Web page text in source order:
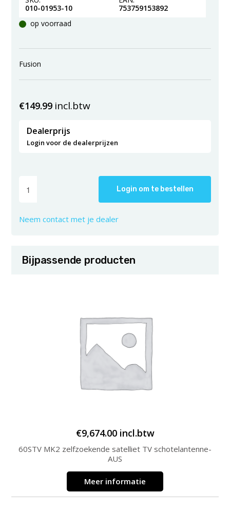
010-01953-10
753759153892
op voorraad
Fusion
€149.99 incl.btw
Dealerprijs
Login voor de dealerprijzen
Login om te bestellen
Neem contact met je dealer
Bijpassende producten
€9,674.00 incl.btw
60STV MK2 zelfzoekende satelliet TV schotelantenne-
AUS
Meer informatie